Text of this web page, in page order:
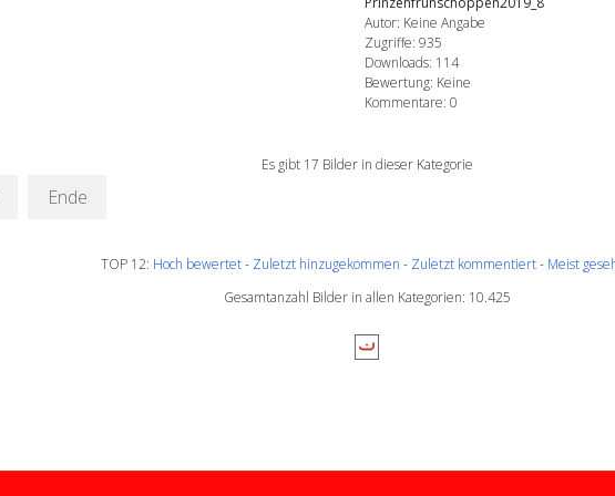
Autor: Keine Angabe
Zugriffe: 935
Downloads: 114
Bewertung: Keine
Kommentare: 0
Es gibt 17 Bilder in dieser Kategorie
Ende
TOP 12: Hoch bewertet- Zuletzt hinzugekommen - Zuletzt kommentiert- Meist
Gesamtanzahl Bilder in allen Kategorien: 10.425